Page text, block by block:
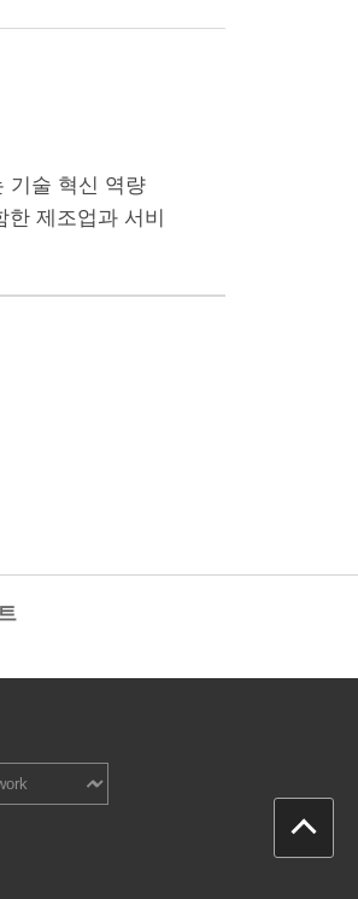
기술 혁신 역량
한 제조업과 서비